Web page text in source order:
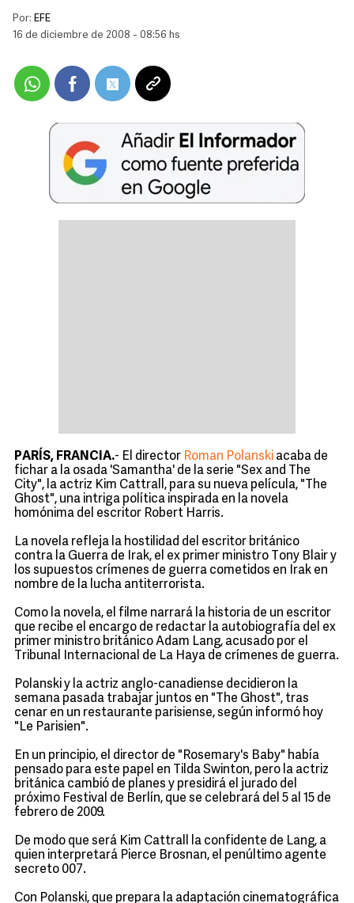
Por: EFE
16 de diciembre de 2008 - 08:56 hs
PARÍS, FRANCIA.- El director Roman Polanski acaba de
fichar a la osada 'Samantha' de la serie "Sex and The
City", la actriz Kim Cattrall, para su nueva película, "The
Ghost", una intriga política inspirada en la novela
homónima del escritor Robert Harris.
La novela refleja la hostilidad del escritor británico
contra la Guerra de Irak, el ex primer ministro Tony Blair y
los supuestos crímenes de guerra cometidos en Irak en
nombre de la lucha antiterrorista.
Como la novela, el filme narrará la historia de un escritor
que recibe el encargo de redactar la autobiografía del ex
primer ministro británico Adam Lang, acusado por el
Tribunal Internacional de La Haya de crímenes de guerra.
Polanski y la actriz anglo-canadiense decidieron la
semana pasada trabajar juntos en "The Ghost", tras
cenar en un restaurante parisiense, según informó hoy
"Le Parisien".
En un principio, el director de "Rosemary's Baby" había
pensado para este papel en Tilda Swinton, pero la actriz
británica cambió de planes y presidirá el jurado del
próximo Festival de Berlín, que se celebrará del 5 al 15 de
febrero de 2009.
De modo que será Kim Cattrall la confidente de Lang, a
quien interpretará Pierce Brosnan, el penúltimo agente
secreto 007.
Con Polanski, que prepara la adaptación cinematográfica